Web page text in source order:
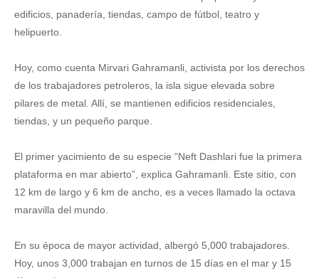
edificios, panadería, tiendas, campo de fútbol, teatro y
helipuerto.
Hoy, como cuenta Mirvari Gahramanli, activista por los derechos
de los trabajadores petroleros, la isla sigue elevada sobre
pilares de metal. Allí, se mantienen edificios residenciales,
tiendas, y un pequeño parque.
El primer yacimiento de su especie “Neft Dashlari fue la primera
plataforma en mar abierto”, explica Gahramanli. Este sitio, con
12 km de largo y 6 km de ancho, es a veces llamado la octava
maravilla del mundo.
En su época de mayor actividad, albergó 5,000 trabajadores.
Hoy, unos 3,000 trabajan en turnos de 15 días en el mar y 15